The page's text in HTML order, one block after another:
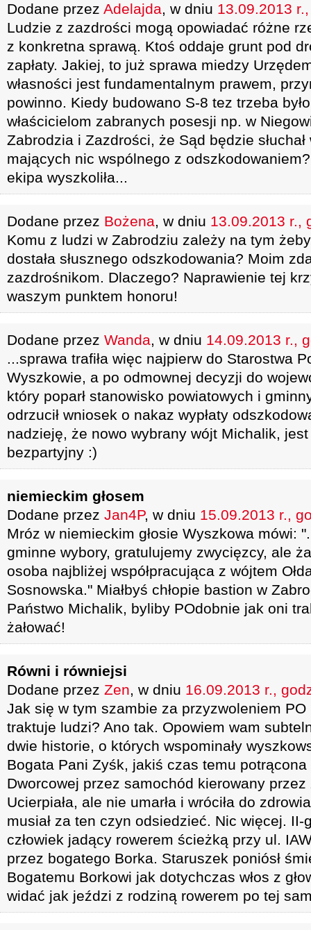
Dodane przez Adelajda, w dniu 13.09.2013
Ludzie z zazdrości mogą opowiadać różne
z konkretna sprawą. Ktoś oddaje grunt pod
zapłaty. Jakiej, to już sprawa miedzy
własności jest fundamentalnym prawem,
powinno. Kiedy budowano S-8 tez trzeba
właścicielom zabranych posesji np. w
Zabrodzia i Zazdrości, że Sąd będzie
mających nic wspólnego z
ekipa wyszkoliła...
Dodane przez Bożena, w dniu 13.09.2013 r.,
Komu z ludzi w Zabrodziu zależy na tym
dostała słusznego odszkodowania? Moim
zazdrośnikom. Dlaczego? Naprawienie tej
waszym punktem honoru!
Dodane przez Wanda, w dniu 14.09.2013 r.,
...sprawa trafiła więc najpierw do Starostwa
Wyszkowie, a po odmownej decyzji do
który poparł stanowisko powiatowych i
odrzucił wniosek o nakaz wypłaty
nadzieję, że nowo wybrany wójt Michalik, jest
bezpartyjny :)
niemieckim głosem
Dodane przez Jan4P, w dniu 15.09.2013 r.,
Mróz w niemieckim głosie Wyszkowa mówi:
gminne wybory, gratulujemy zwycięzcy, ale
osoba najbliżej współpracująca z wójtem
Sosnowska." Miałbyś chłopie bastion w
Państwo Michalik, byliby POdobnie jak oni
żałować!
Równi i równiejsi
Dodane przez Zen, w dniu 16.09.2013 r.,
Jak się w tym szambie za przyzwoleniem
traktuje ludzi? Ano tak. Opowiem wam
dwie historie, o których wspominały
Bogata Pani Zyśk, jakiś czas temu potrącona
Dworcowej przez samochód kierowany przez
Ucierpiała, ale nie umarła i wróciła do
musiał za ten czyn odsiedzieć. Nic więcej. II-
człowiek jadący rowerem ścieżką przy ul.
przez bogatego Borka. Staruszek poniósł
Bogatemu Borkowi jak dotychczas włos z
widać jak jeździ z rodziną rowerem po tej